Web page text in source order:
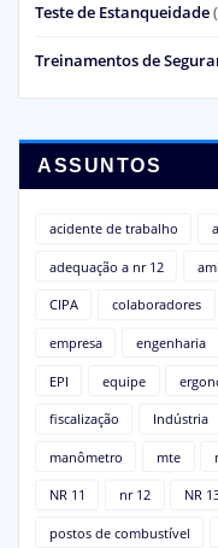
Teste de Estanqueidade
Treinamentos de
ASSUNTOS
acidente de trabalho
adequação a nr 12
CIPA colaboradores
empresa engenharia
EPI equipe
fiscalização Indústria
manômetro mte
NR 11 nr 12 NR
postos de combustível